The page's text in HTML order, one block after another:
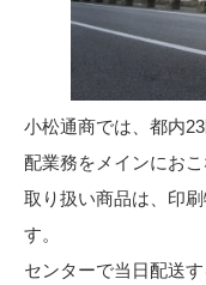
小松通商では、都内
配業務をメインにおこ
取り扱い商品は、印
す。
センターで当日配送